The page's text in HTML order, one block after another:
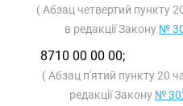
( Абзац четвертий пункту
в редакції Закону №
8710 00 00 00;
( Абзац п'ятий пункту 20
редакції Закону №